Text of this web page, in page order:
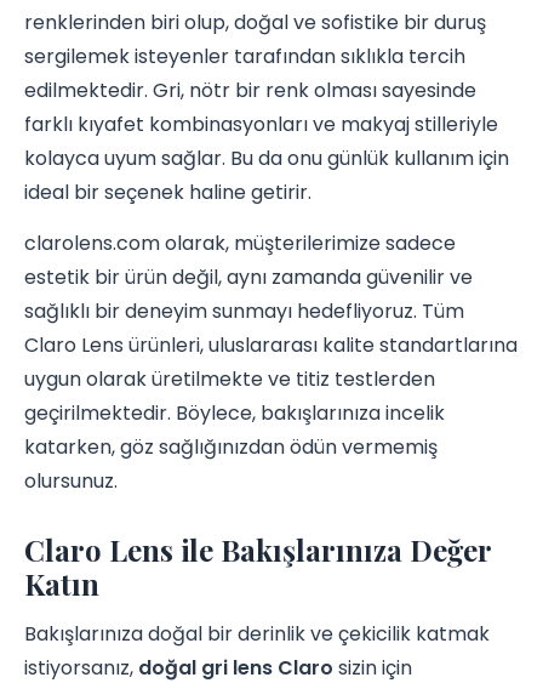
renklerinden biri olup, doğal ve sofistike bir duruş
sergilemek isteyenler tarafından sıklıkla tercih
edilmektedir. Gri, nötr bir renk olması sayesinde
farklı kıyafet kombinasyonları ve makyaj stilleriyle
kolayca uyum sağlar. Bu da onu günlük kullanım için
ideal bir seçenek haline getirir.
clarolens.com olarak, müşterilerimize sadece
estetik bir ürün değil, aynı zamanda güvenilir ve
sağlıklı bir deneyim sunmayı hedefliyoruz. Tüm
Claro Lens ürünleri, uluslararası kalite standartlarına
uygun olarak üretilmekte ve titiz testlerden
geçirilmektedir. Böylece, bakışlarınıza incelik
katarken, göz sağlığınızdan ödün vermemiş
olursunuz.
Claro Lens ile Bakışlarınıza Değer
Katın
Bakışlarınıza doğal bir derinlik ve çekicilik katmak
istiyorsanız, doğal gri lens Claro sizin için